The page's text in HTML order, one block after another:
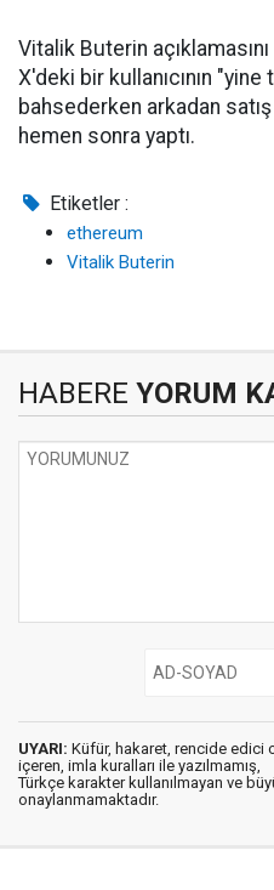
Vitalik Buterin
X'deki bir kullanıcının
bahsederken arkadan satış
hemen sonra yaptı.
Etiketler :
ethereum
Vitalik Buterin
HABERE YORUM
UYARI: Küfür, hakaret, rencide edici
içeren, imla kuralları ile yazılmamış,
Türkçe karakter kullanılmayan ve
onaylanmamaktadır.